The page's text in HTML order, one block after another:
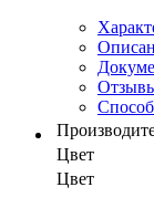
Цвет
Цвет